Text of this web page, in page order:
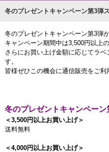
冬のプレゼントキャンペーン第3弾
冬のプレゼントキャンペーン第3弾
キャンペーン期間中は3,500円以上
さらにお買い上げ金額に応じてラ
す。
皆様ぜひこの機会に通信販売をご利
冬のプレゼントキャンペー
＜3,500円以上お買い上げ＞
送料無料
＜4,000円以上お買い上げ＞